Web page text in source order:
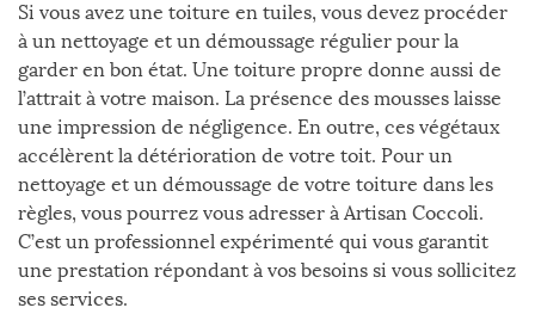
Si vous avez une toiture en tuiles, vous devez procéder
à un nettoyage et un démoussage régulier pour la
garder en bon état. Une toiture propre donne aussi de
l’attrait à votre maison. La présence des mousses laisse
une impression de négligence. En outre, ces végétaux
accélèrent la détérioration de votre toit. Pour un
nettoyage et un démoussage de votre toiture dans les
règles, vous pourrez vous adresser à Artisan Coccoli.
C’est un professionnel expérimenté qui vous garantit
une prestation répondant à vos besoins si vous sollicitez
ses services.